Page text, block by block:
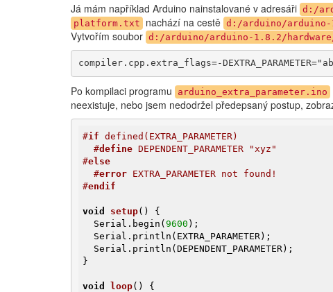
Já mám například Arduino nainstalované v adresáři d:/
platform.txt nachází na cestě d:/arduino/
Vytvořím soubor d:/arduino/arduino-1.8.2/
compiler.cpp.extra_flags=-
Po kompilaci programu arduino_extra_parameter.ino
neexistuje, nebo jsem nedodržel předepsaný postup,
#if defined(EXTRA_PARAMETER)
#define DEPENDENT_PARAMETER "xyz"
#else
#error EXTRA_PARAMETER not found!
#endif
void setup()
{
  Serial.begin(
9600 );
}
void loop()
{